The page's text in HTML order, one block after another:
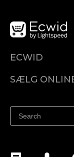
ECWID
Pris
SÆLG
Sælg på
Sælg på Instagram